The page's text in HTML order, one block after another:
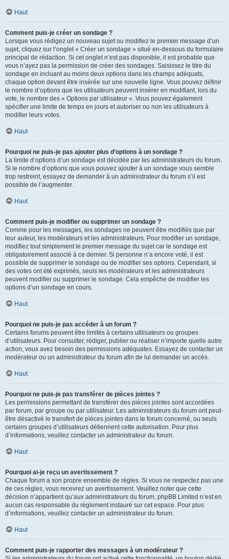
Haut
Comment puis-je créer un sondage ?
Lorsque vous rédigez un nouveau sujet ou modifiez le premier message d’un
sujet, cliquez sur l’onglet « Créer un sondage » situé en-dessous du formulaire
principal de rédaction. Si cet onglet n’est pas disponible, il est probable que
vous n’ayez pas la permission de créer des sondages. Saisissez le titre du
sondage en incluant au moins deux options dans les champs adéquats,
chaque option devant être insérée sur une nouvelle ligne. Vous pouvez définir
le nombre d’options que les utilisateurs peuvent insérer en modifiant, lors du
vote, le nombre des « Options par utilisateur ». Vous pouvez également
spécifier une limite de temps en jours et autoriser ou non les utilisateurs à
modifier leurs votes.
Haut
Pourquoi ne puis-je pas ajouter plus d’options à un sondage ?
La limite d’options d’un sondage est décidée par les administrateurs du forum.
Si le nombre d’options que vous pouvez ajouter à un sondage vous semble
trop restreint, essayez de demander à un administrateur du forum s’il est
possible de l’augmenter.
Haut
Comment puis-je modifier ou supprimer un sondage ?
Comme pour les messages, les sondages ne peuvent être modifiés que par
leur auteur, les modérateurs et les administrateurs. Pour modifier un sondage,
modifiez tout simplement le premier message du sujet car le sondage est
obligatoirement associé à ce dernier. Si personne n’a encore voté, il est
possible de supprimer le sondage ou de modifier ses options. Cependant, si
des votes ont été exprimés, seuls les modérateurs et les administrateurs
peuvent modifier ou supprimer le sondage. Cela empêche de modifier les
options d’un sondage en cours.
Haut
Pourquoi ne puis-je pas accéder à un forum ?
Certains forums peuvent être limités à certains utilisateurs ou groupes
d’utilisateurs. Pour consulter, rédiger, publier ou réaliser n’importe quelle autre
action, vous avez besoin des permissions adéquates. Essayez de contacter un
modérateur ou un administrateur du forum afin de lui demander un accès.
Haut
Pourquoi ne puis-je pas transférer de pièces jointes ?
Les permissions permettant de transférer des pièces jointes sont accordées
par forum, par groupe ou par utilisateur. Les administrateurs du forum ont peut-
être désactivé le transfert de pièces jointes dans le forum concerné, ou seuls
certains groupes d’utilisateurs détiennent cette autorisation. Pour plus
d’informations, veuillez contacter un administrateur du forum.
Haut
Pourquoi ai-je reçu un avertissement ?
Chaque forum a son propre ensemble de règles. Si vous ne respectez pas une
de ces règles, vous recevrez un avertissement. Veuillez noter que cette
décision n’appartient qu’aux administrateurs du forum, phpBB Limited n’est en
aucun cas responsable du règlement instauré sur cet espace. Pour plus
d’informations, veuillez contacter un administrateur du forum.
Haut
Comment puis-je rapporter des messages à un modérateur ?